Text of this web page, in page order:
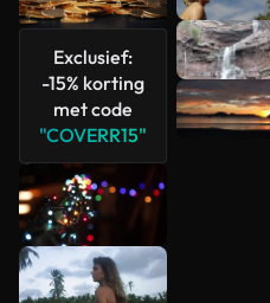
Exclusief:
-15% korting
met code
"COVERR15"